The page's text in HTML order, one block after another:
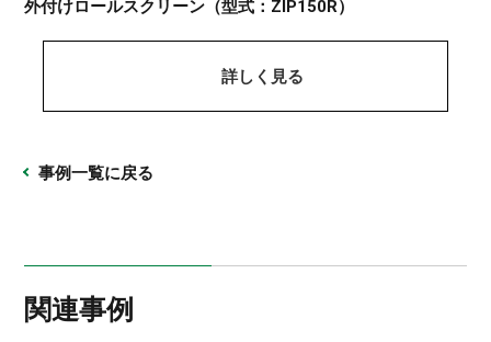
外付けロールスクリーン（型式：ZIP150R）
詳しく見る
事例一覧に戻る
関連事例